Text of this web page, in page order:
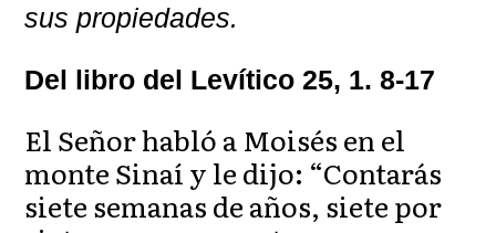
sus propiedades.
Del libro del Levítico 25, 1. 8-17
El Señor habló a Moisés en el
monte Sinaí y le dijo: “Contarás
siete semanas de años, siete por